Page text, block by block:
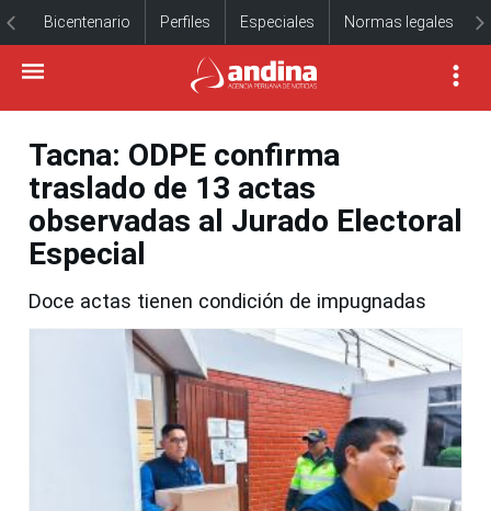
Bicentenario Perfiles Especiales Normas legales
Tacna: ODPE confirma
traslado de 13 actas
observadas al Jurado Electoral
Especial
Doce actas tienen condición de impugnadas